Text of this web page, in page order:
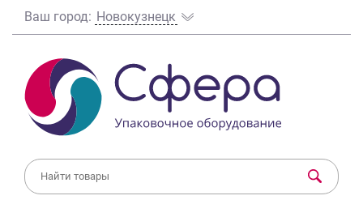
Ваш город: Новокузнецк